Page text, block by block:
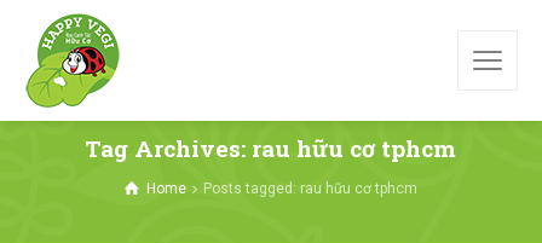
Tag Archives: rau hữu cơ tphcm
Home Posts tagged: rau hữu cơ tphcm